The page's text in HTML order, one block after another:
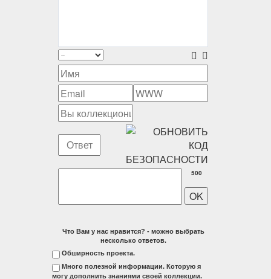
500
Что Вам у нас нравится? - можно выбрать
несколько ответов.
Обширность проекта.
Много полезной информации. Которую я
могу дополнить знаниями своей коллекции.